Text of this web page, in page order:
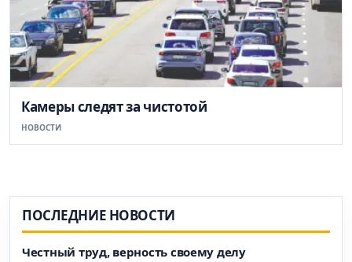
Камеры следят за чистотой
НОВОСТИ
ПОСЛЕДНИЕ НОВОСТИ
Честный труд, верность своему делу